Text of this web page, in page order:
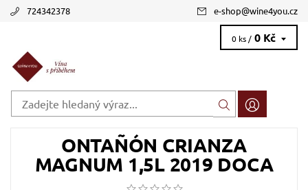
724342378 e-shop@wine4you.cz
0 ks / 0 Kč
ONTAÑÓN CRIANZA
MAGNUM 1,5L 2019 DOCA